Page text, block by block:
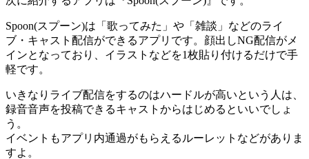
Spoon(スプーン)は「歌ってみた」や「雑談」などのライ
ブ・キャスト配信ができるアプリです。顔出しNG配信がメ
インとなっており、イラストなどを1枚貼り付けるだけで手
軽です。
いきなりライブ配信をするのはハードルが高いという人は、
録音音声を投稿できるキャストからはじめるといいでしょ
う。
イベントもアプリ内通過がもらえるルーレットなどがありま
すよ。